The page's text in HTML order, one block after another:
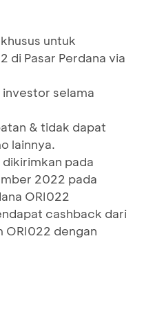
untuk
di Pasar Perdana via
selama
& tidak dapat
lainnya.
pada
2022 pada
ORI022
cashback dari
ORI022 dengan